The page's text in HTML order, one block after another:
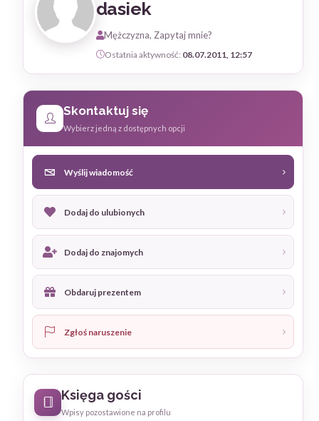
dasiek
Mężczyzna, Zapytaj mnie?
Ostatnia aktywność: 08.07.2011, 12:57
Skontaktuj się
Wybierz jedną z dostępnych opcji
Wyślij wiadomość
Dodaj do ulubionych
Dodaj do znajomych
Obdaruj prezentem
Zgłoś naruszenie
Księga gości
Wpisy pozostawione na profilu